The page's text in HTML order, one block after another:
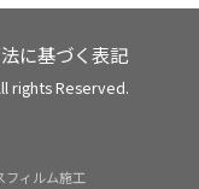
に基づく表記
rights Reserved.
フィルム施工